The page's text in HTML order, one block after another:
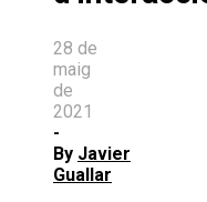
28 de
maig
de
2021
-
By Javier
Guallar